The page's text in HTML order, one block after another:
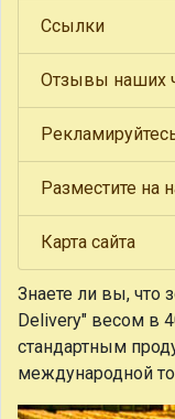
Ссылки
Отзывы наших
Разместите на
Карта сайта
Знаете ли вы, что
Delivery" весом в
стандартным
международной